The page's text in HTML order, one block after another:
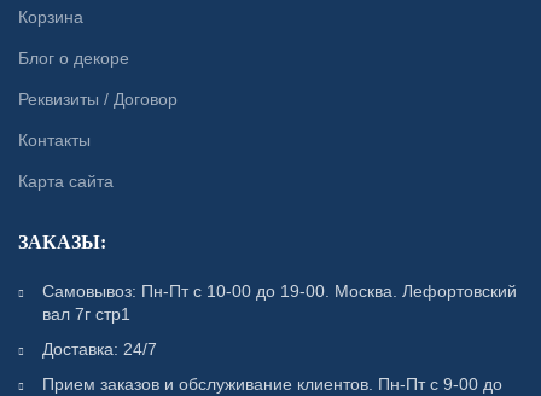
Корзина
Блог о декоре
Реквизиты / Договор
Контакты
Карта сайта
ЗАКАЗЫ:
Самовывоз: Пн-Пт с 10-00 до 19-00. Москва. Лефортовский
вал 7г стр1
Доставка: 24/7
Прием заказов и обслуживание клиентов. Пн-Пт с 9-00 до